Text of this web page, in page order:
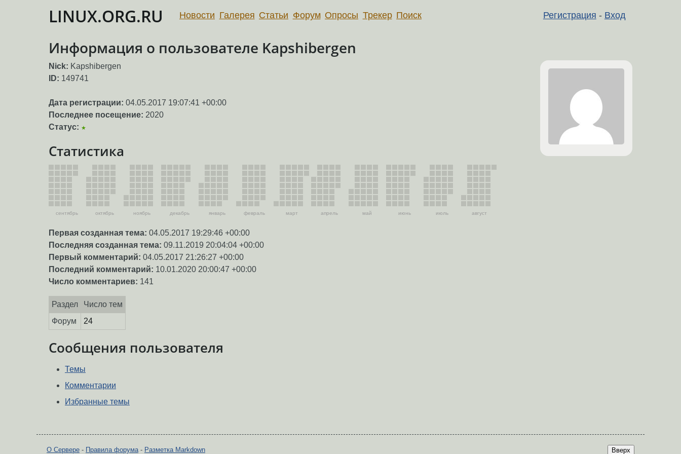
LINUX.ORG.RU Регистрация - Вход
Новости Галерея Статьи Форум Опросы Трекер Поиск
Информация о пользователе Kapshibergen
Nick: Kapshibergen
ID: 149741
Дата регистрации: 04.05.2017 19:07:41 +00:00
Последнее посещение: 2020
Статус: ★
Статистика
сентябрь октябрь ноябрь декабрь январь февраль март апрель май июнь июль август
Первая созданная тема: 04.05.2017 19:29:46 +00:00
Последняя созданная тема: 09.11.2019 20:04:04 +00:00
Первый комментарий: 04.05.2017 21:26:27 +00:00
Последний комментарий: 10.01.2020 20:00:47 +00:00
Число комментариев: 141
Раздел
Число тем
Форум
24
Сообщения пользователя
Темы
Комментарии
Избранные темы
Вверх
О Сервере - Правила форума- Разметка Markdown